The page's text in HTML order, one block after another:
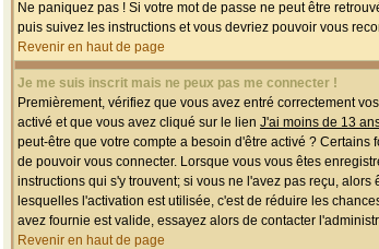
Ne paniquez pas ! Si votre mot de passe ne peut être
puis suivez les instructions et vous devriez pouvoir vous
Revenir en haut de page
Je me suis inscrit mais ne peux pas me connecter !
Premièrement, vérifiez que vous avez entré correctement
activé et que vous avez cliqué sur le lien J'ai moins de 13
peut-être que votre compte a besoin d'être activé ?
de pouvoir vous connecter. Lorsque vous vous êtes
instructions qui s'y trouvent; si vous ne l'avez pas reçu,
lesquelles l'activation est utilisée, c'est de réduire les
avez fournie est valide, essayez alors de contacter
Revenir en haut de page